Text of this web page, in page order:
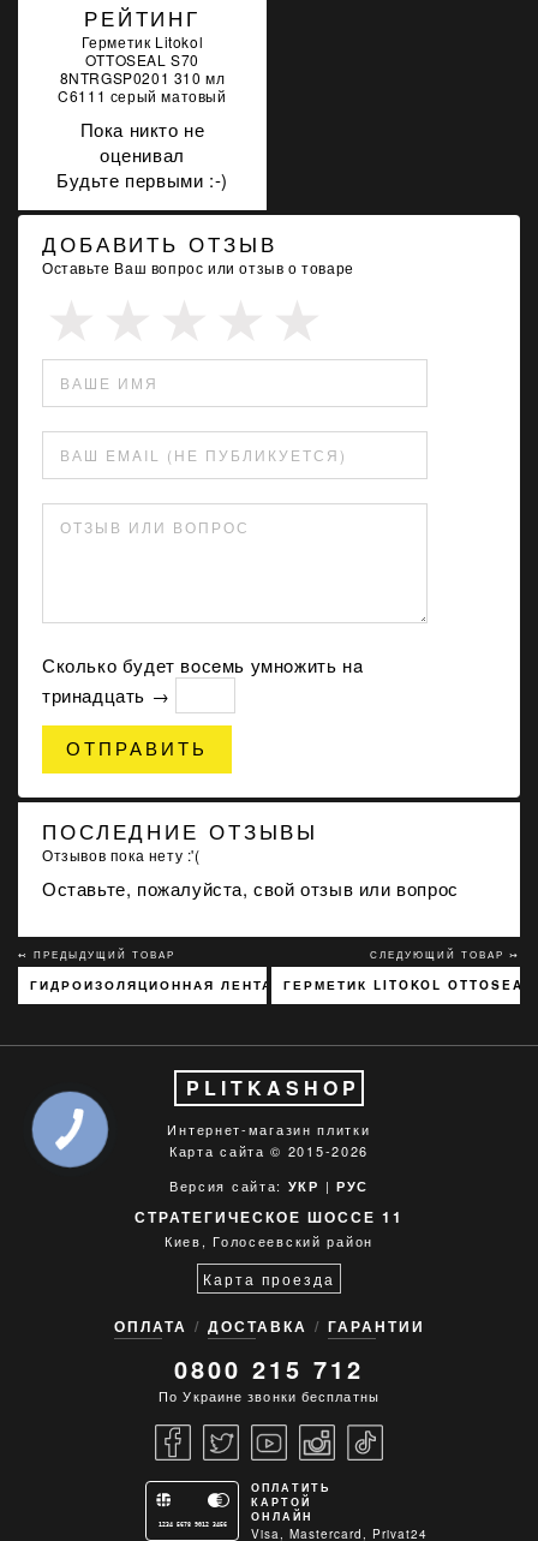
РЕЙТИНГ
Герметик Litokol
OTTOSEAL S70
8NTRGSP0201 310 мл
C6111 серый матовый
Пока никто не
оценивал
Будьте первыми :-)
ДОБАВИТЬ ОТЗЫВ
Оставьте Ваш вопрос или отзыв о товаре
ВАШЕ ИМЯ
ВАШ EMAIL (НЕ ПУБЛИКУЕТСЯ)
ОТЗЫВ ИЛИ ВОПРОС
Сколько будет вoсeмь умнoжить нa
тринадцать →
ОТПРАВИТЬ
ПОСЛЕДНИЕ ОТЗЫВЫ
Отзывов пока нету :'(
Оставьте, пожалуйста, свой отзыв или вопрос
↢ ПРЕДЫДУЩИЙ ТОВАР
ГИДРОИЗОЛЯЦИОННАЯ ЛЕНТА SOPRO DBF 638 120 ММ Х 10 М
СЛЕДУЮЩИЙ ТОВАР ↣
ГЕРМЕТИК LITOKOL
PLITKASHOP
Интернет-магазин плитки
Карта сайта © 2015-2026
Версия сайта: УКР | РУС
СТРАТЕГИЧЕСКОЕ ШОССЕ 11
Киев, Голосеевский район
Карта проезда
ОПЛАТА ДОСТАВКА ГАРАНТИИ
0800 215 712
По Украине звонки бесплатны
1234 5678 9012 3456
ОПЛАТИТЬ
КАРТОЙ
ОНЛАЙН
Visa, Mastercard, Privat24